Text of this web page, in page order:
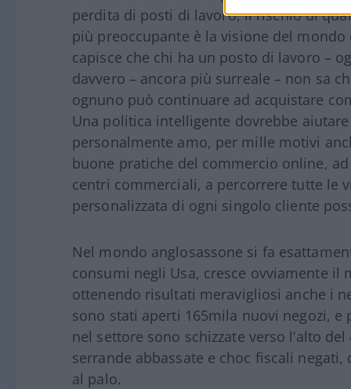
perdita di posti di lavoro, il rischio di
più preoccupante è la visione del
capisce che chi ha un posto di lavoro –
davvero – ancora più surreale – non sa
ognuno può continuare ad acquistare
Una politica intelligente dovrebbe
personalmente amo, per mille motivi
buone pratiche del commercio online,
centri commerciali, a percorrere tutte le
personalizzata di ogni singolo cliente
Nel mondo anglosassone si fa
consumi negli Usa, cresce ovviamente
ottenendo risultati meravigliosi anche i
sono stati aperti 165mila nuovi negozi,
nel settore sono schizzate verso l’alto
serrande abbassate e choc fiscali
al palo.